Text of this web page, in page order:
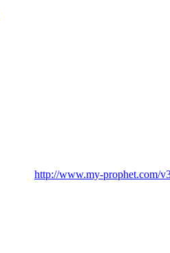
http://www.my-prophet.com/